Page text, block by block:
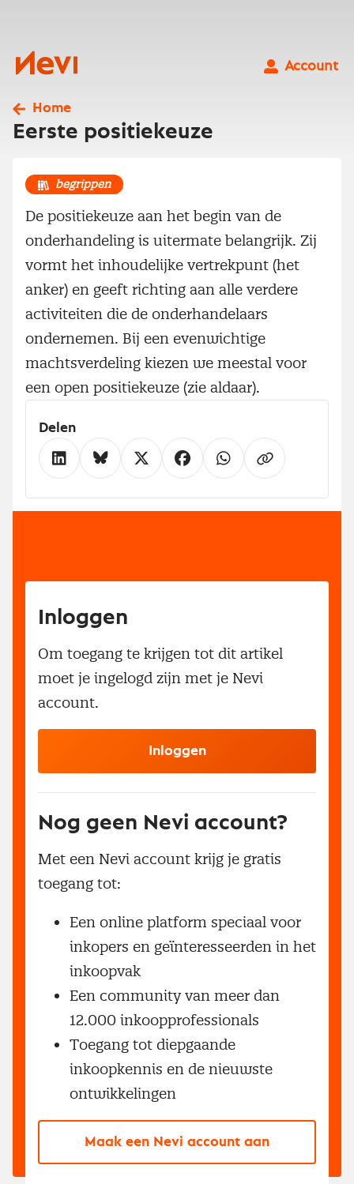
Nevi
Account
Home
Eerste positiekeuze
begrippen
De positiekeuze aan het begin van de
onderhandeling is uitermate belangrijk. Zij
vormt het inhoudelijke vertrekpunt (het
anker) en geeft richting aan alle verdere
activiteiten die de onderhandelaars
ondernemen. Bij een evenwichtige
machtsverdeling kiezen we meestal voor
een open positiekeuze (zie aldaar).
Delen
Inloggen
Om toegang te krijgen tot dit artikel
moet je ingelogd zijn met je Nevi
account.
Inloggen
Nog geen Nevi account?
Met een Nevi account krijg je gratis
toegang tot:
Een online platform speciaal voor
inkopers en geïnteresseerden in het
inkoopvak
Een community van meer dan
12.000 inkoopprofessionals
Toegang tot diepgaande
inkoopkennis en de nieuwste
ontwikkelingen
Maak een Nevi account aan